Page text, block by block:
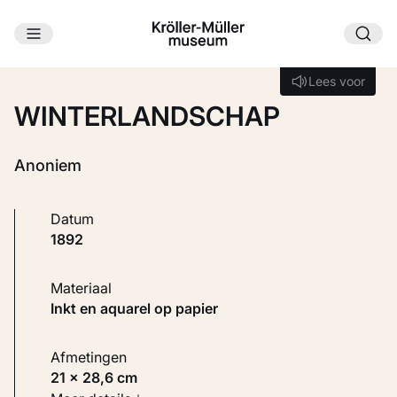
Ga naar hoofdinhoud
Lees voor
Lees voor
WINTERLANDSCHAP
Anoniem
Datum
1892
Materiaal
Inkt en aquarel op papier
Afmetingen
21 × 28,6 cm